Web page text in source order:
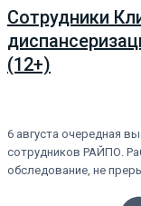
Сотрудники
(12+)
6 августа очередная
сотрудников РАЙПО.
обследование, не